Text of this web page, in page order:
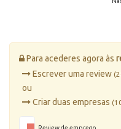
Para acederes agora às
Escrever uma review
ou
Criar duas empresas